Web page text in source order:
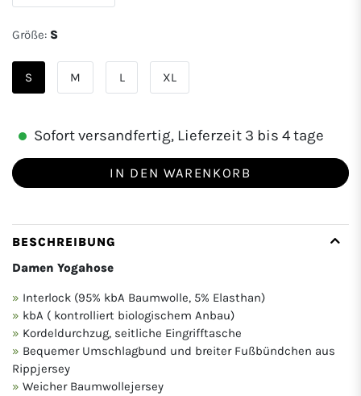
Größe: S
S M L XL
Sofort versandfertig, Lieferzeit 3 bis 4 tage
IN DEN WARENKORB
BESCHREIBUNG
Damen Yogahose
Interlock (95% kbA Baumwolle, 5% Elasthan)
kbA ( kontrolliert biologischem Anbau)
Kordeldurchzug, seitliche Eingrifftasche
Bequemer Umschlagbund und breiter Fußbündchen aus
Rippjersey
Weicher Baumwollejersey